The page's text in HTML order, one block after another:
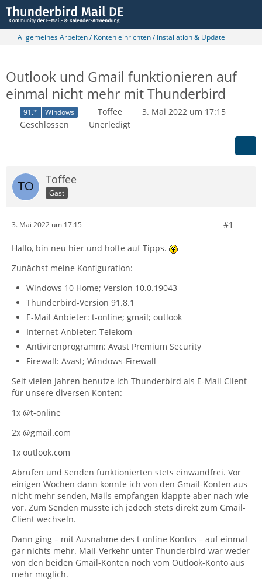
Allgemeines Arbeiten / Konten einrichten / Installation & Update
Outlook und Gmail funktionieren auf
einmal nicht mehr mit Thunderbird
91.* Windows Toffee
3. Mai 2022 um 17:15
Geschlossen
Unerledigt
Toffee
Gast
3. Mai 2022 um 17:15 #1
Hallo, bin neu hier und hoffe auf Tipps.
Zunächst meine Konfiguration:
Windows 10 Home; Version 10.0.19043
Thunderbird-Version 91.8.1
E-Mail Anbieter: t-online; gmail; outlook
Internet-Anbieter: Telekom
Antivirenprogramm: Avast Premium Security
Firewall: Avast; Windows-Firewall
Seit vielen Jahren benutze ich Thunderbird als E-Mail Client
für unsere diversen Konten:
1x @t-online
2x @gmail.com
1x outlook.com
Abrufen und Senden funktionierten stets einwandfrei. Vor
einigen Wochen dann konnte ich von den Gmail-Konten aus
nicht mehr senden, Mails empfangen klappte aber nach wie
vor. Zum Senden musste ich jedoch stets direkt zum Gmail-
Client wechseln.
Dann ging – mit Ausnahme des t-online Kontos – auf einmal
gar nichts mehr. Mail-Verkehr unter Thunderbird war weder
von den beiden Gmail-Konten noch vom Outlook-Konto aus
mehr möglich.